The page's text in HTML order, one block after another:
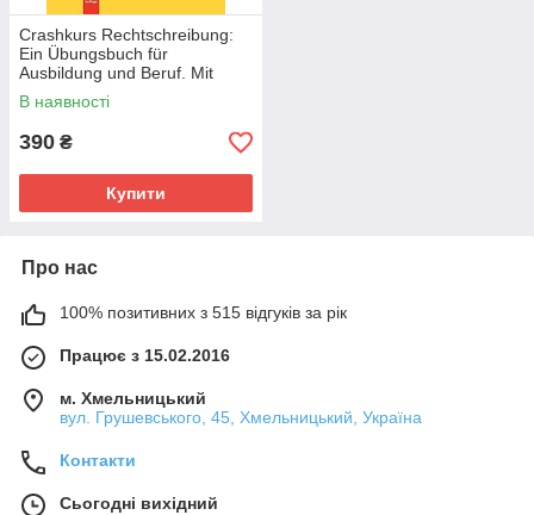
Crashkurs Rechtschreibung:
Ein Übungsbuch für
Ausbildung und Beruf. Mit
zahlreichen Übungen und Abs
В наявності
390 ₴
Купити
Про нас
100% позитивних з 515 відгуків за рік
Працює з 15.02.2016
м. Хмельницький
вул. Грушевського, 45, Хмельницький, Україна
Контакти
Сьогодні вихідний